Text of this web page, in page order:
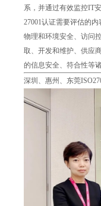
系，并通过有效监控IT
27001认证需要评估的内
物理和环境安全、访问
取、开发和维护、供应
的信息安全、符合性等诸
深圳、惠州、东莞